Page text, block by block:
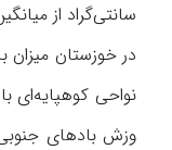
سانتی‌گراد از
نواحی کوهپایه‌ای
وزش بادهای